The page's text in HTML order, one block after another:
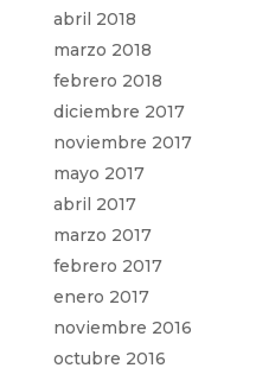
abril 2018
marzo 2018
febrero 2018
diciembre 2017
noviembre 2017
mayo 2017
abril 2017
marzo 2017
febrero 2017
enero 2017
noviembre 2016
octubre 2016